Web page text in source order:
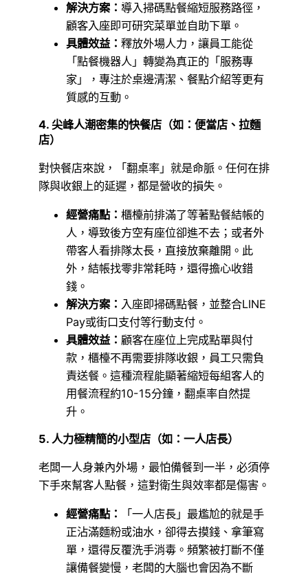
解決方案： 導入掃碼點餐縮短服務路徑，
顧客入座即可研究菜單並自助下單。
具體效益： 釋放外場人力，讓員工能從
「點餐機器人」轉變為真正的「服務專
家」，專注於桌邊清潔、餐點介紹等更有
質感的互動。
4. 尖峰人潮密集的快餐店（如：便當店、拉麵
店）
對快餐店來說，「翻桌率」就是命脈。任何在排
隊與收銀上的延遲，都是營收的損失。
經營痛點： 櫃檯前排滿了等著點餐結帳的
人，導致後方空有座位卻進不去；或者外
帶客人看排隊太長，直接放棄離開。此
外，結帳找零非常耗時，還得擔心收錯
錢。
解決方案： 入座即掃碼點餐，並整合LINE
Pay或街口支付等行動支付。
具體效益： 顧客在座位上完成點單與付
款，櫃檯不再需要排隊收銀，員工只需負
責送餐。這種流程能顯著縮短每組客人的
用餐流程約10-15分鐘，翻桌率自然提
升。
5. 人力極精簡的小型店（如：一人店長）
老闆一人身兼內外場，最怕備餐到一半，必須停
下手來幫客人點餐，這對衛生與效率都是傷害。
經營痛點：
「一人店長」最尷尬的就是手
正沾滿麵粉或油水，卻得去摸錢、拿筆寫
單，還得反覆洗手消毒。頻繁被打斷不僅
讓備餐變慢，老闆的大腦也會因為不斷